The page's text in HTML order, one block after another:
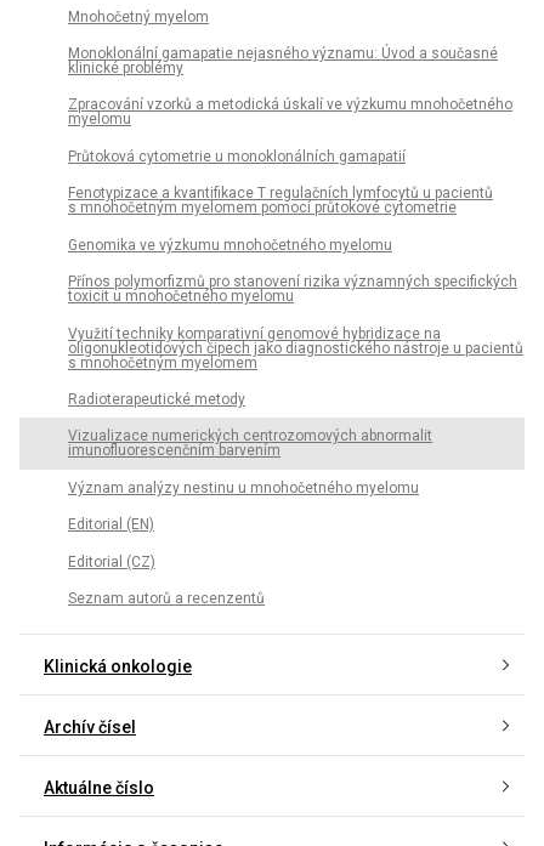
Mnohočetný myelom
Monoklonální gamapatie nejasného významu: Úvod a současné
klinické problémy
Zpracování vzorků a metodická úskalí ve výzkumu mnohočetného
myelomu
Průtoková cytometrie u monoklonálních gamapatií
Fenotypizace a kvantifikace T regulačních lymfocytů u pacientů
s mnohočetným myelomem pomocí průtokové cytometrie
Genomika ve výzkumu mnohočetného myelomu
Přínos polymorfizmů pro stanovení rizika významných specifických
toxicit u mnohočetného myelomu
Využití techniky komparativní genomové hybridizace na
oligonukleotidových čipech jako diagnostického nástroje u pacientů
s mnohočetným myelomem
Radioterapeutické metody
Vizualizace numerických centrozomových abnormalit
imunofluorescenčním barvením
Význam analýzy nestinu u mnohočetného myelomu
Editorial (EN)
Editorial (CZ)
Seznam autorů a recenzentů
Klinická onkologie
Archív čísel
Aktuálne číslo